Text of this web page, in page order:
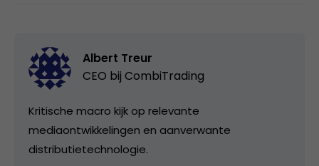
Albert Treur
CEO bij CombiTrading
Kritische macro kijk op relevante
mediaontwikkelingen en aanverwante
distributietechnologie.